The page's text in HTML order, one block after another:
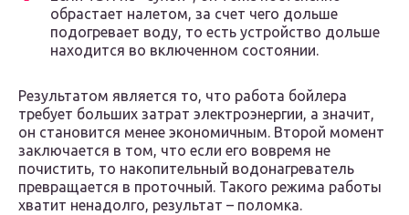
обрастает налетом, за счет чего дольше
подогревает воду, то есть устройство дольше
находится во включенном состоянии.
Результатом является то, что работа бойлера
требует больших затрат электроэнергии, а значит,
он становится менее экономичным. Второй момент
заключается в том, что если его вовремя не
почистить, то накопительный водонагреватель
превращается в проточный. Такого режима работы
хватит ненадолго, результат – поломка.